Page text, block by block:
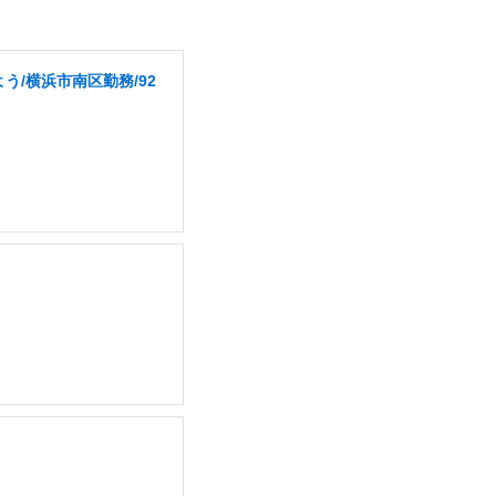
う/横浜市南区勤務/92